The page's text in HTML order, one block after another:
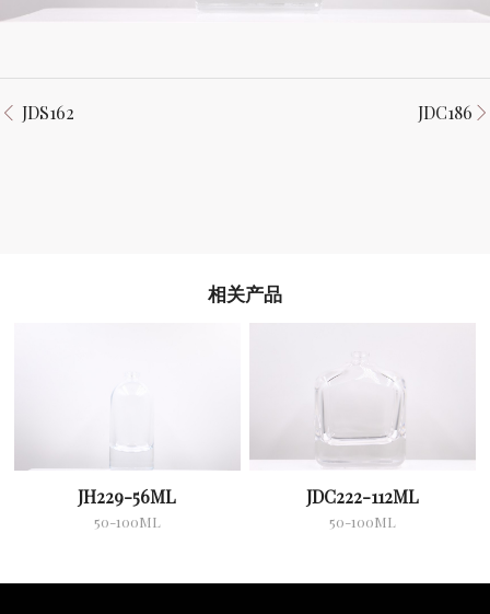
JDS162 JDC186
相关产品
JH229-56ML
50-100ML
JDC222-112ML
50-100ML